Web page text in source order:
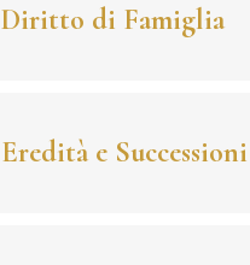
Diritto di Famiglia
Eredità e Successioni